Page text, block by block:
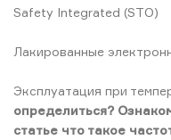
Safety Integrated (STO)
Лакированные
Эксплуатация при
определиться?
статье что такое